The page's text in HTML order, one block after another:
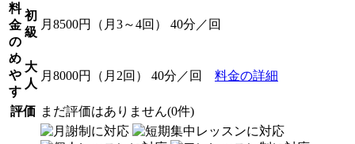
料
金
の
め
や
す
初
級
月8500円（月3～4回） 40分／回
大
人
月8000円（月2回） 40分／回 料金の詳細
評価 まだ評価はありません(0件)